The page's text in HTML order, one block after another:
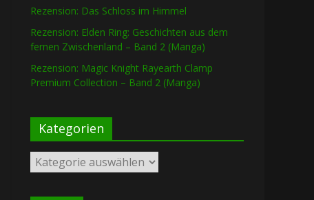
Rezension: Das Schloss im Himmel
Rezension: Elden Ring: Geschichten aus dem
fernen Zwischenland – Band 2 (Manga)
Rezension: Magic Knight Rayearth Clamp
Premium Collection – Band 2 (Manga)
Kategorien
Kategorien